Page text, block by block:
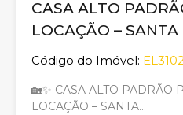
CASA ALTO
LOCAÇÃO –
Código do Imóvel:
🏡✨ CASA ALTO PADRÃO
LOCAÇÃO – SANTA…